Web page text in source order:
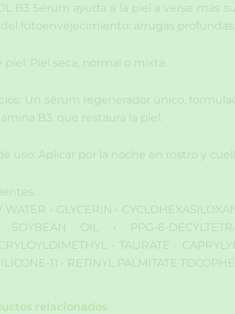
B3 Sérum ayuda a la piel a verse más
fotoenvejecimiento: arrugas
piel: Piel seca, normal o mixta.
Un sérum regenerador único,
B3, que restaura la piel.
uso: Aplicar por la noche en rostro y
WATER • GLYCERIN •
OIL • PPG-6-
• TAURATE •
11 • RETINYL PALMITATE
relacionados